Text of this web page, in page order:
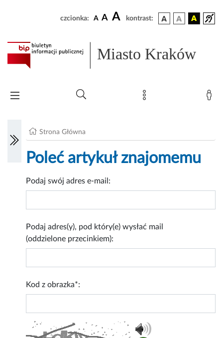
czcionka: A A A kontrast:
Miasto Kraków
Strona Główna
Poleć artykuł znajomemu
Podaj swój adres e-mail:
Podaj adres(y), pod który(e) wysłać mail
(oddzielone przecinkiem):
Kod z obrazka*: